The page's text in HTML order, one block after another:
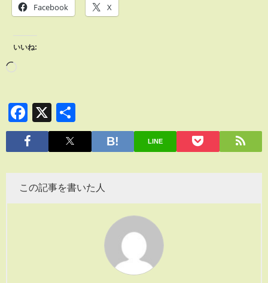
Facebook X
いいね:
Facebook
X
有
LINE
この記事を書いた人